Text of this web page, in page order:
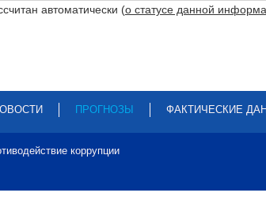
автоматически (о статусе данной
ПРОГНОЗЫ ФАКТИЧЕСКИЕ
коррупции